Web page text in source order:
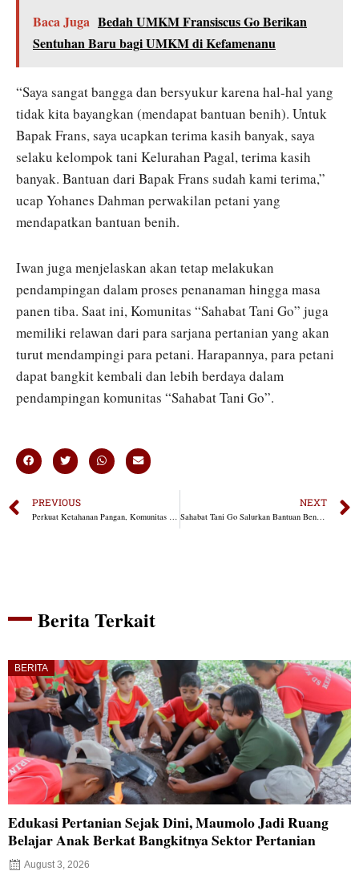
Baca Juga Bedah UMKM Fransiscus Go Berikan
Sentuhan Baru bagi UMKM di Kefamenanu
“Saya sangat bangga dan bersyukur karena hal-hal yang
tidak kita bayangkan (mendapat bantuan benih). Untuk
Bapak Frans, saya ucapkan terima kasih banyak, saya
selaku kelompok tani Kelurahan Pagal, terima kasih
banyak. Bantuan dari Bapak Frans sudah kami terima,”
ucap Yohanes Dahman perwakilan petani yang
mendapatkan bantuan benih.
Iwan juga menjelaskan akan tetap melakukan
pendampingan dalam proses penanaman hingga masa
panen tiba. Saat ini, Komunitas “Sahabat Tani Go” juga
memiliki relawan dari para sarjana pertanian yang akan
turut mendampingi para petani. Harapannya, para petani
dapat bangkit kembali dan lebih berdaya dalam
pendampingan komunitas “Sahabat Tani Go”.
PREVIOUS
Perkuat Ketahanan Pangan, Komunitas Sahabat Tani GO Salurkan Bantuan Benih ke Petani NTT
NEXT
Sahabat Tani Go Salurkan Bantuan Benih Holtikultura untuk Kelompok Tani di Manggarai
Berita Terkait
BERITA
Edukasi Pertanian Sejak Dini, Maumolo Jadi Ruang
Belajar Anak Berkat Bangkitnya Sektor Pertanian
August 3, 2026